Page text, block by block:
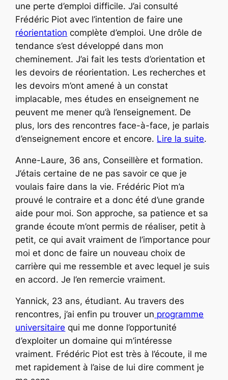
une perte d’emploi difficile. J’ai consulté
Frédéric Piot avec l’intention de faire une
réorientation complète d’emploi. Une drôle de
tendance s’est développé dans mon
cheminement. J’ai fait les tests d’orientation et
les devoirs de réorientation. Les recherches et
les devoirs m’ont amené à un constat
implacable, mes études en enseignement ne
peuvent me mener qu’à l’enseignement. De
plus, lors des rencontres face-à-face, je parlais
d’enseignement encore et encore. Lire la suite.
Anne-Laure, 36 ans, Conseillère et formation.
J’étais certaine de ne pas savoir ce que je
voulais faire dans la vie. Frédéric Piot m’a
prouvé le contraire et a donc été d’une grande
aide pour moi. Son approche, sa patience et sa
grande écoute m’ont permis de réaliser, petit à
petit, ce qui avait vraiment de l’importance pour
moi et donc de faire un nouveau choix de
carrière qui me ressemble et avec lequel je suis
en accord. Je l’en remercie vraiment.
Yannick, 23 ans, étudiant. Au travers des
rencontres, j’ai enfin pu trouver un programme
universitaire qui me donne l’opportunité
d’exploiter un domaine qui m’intéresse
vraiment. Frédéric Piot est très à l’écoute, il me
met rapidement à l’aise de lui dire comment je